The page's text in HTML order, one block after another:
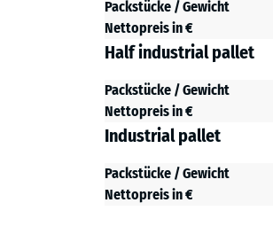
Packstücke / Gewicht
Nettopreis in €
Half industrial pallet
Packstücke / Gewicht
Nettopreis in €
Industrial pallet
Packstücke / Gewicht
Nettopreis in €